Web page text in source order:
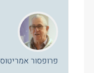
פרופסור אמריטוס